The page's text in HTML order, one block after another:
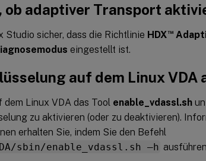
ob adaptiver Transport
Studio sicher, dass die Richtlinie HDX™
eingestellt ist.
auf dem Linux VDA
Linux VDA das Tool enable_vdassl.sh
zu aktivieren (oder zu deaktivieren).
erhalten Sie, indem Sie den Befehl
sbin/enable_vdassl.sh –h